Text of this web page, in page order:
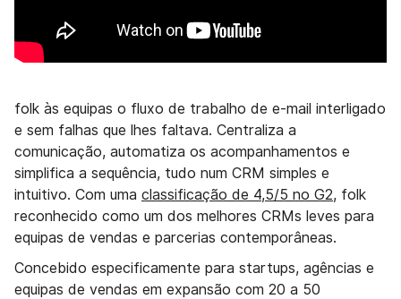
folk às equipas o fluxo de trabalho de e-mail interligado
e sem falhas que lhes faltava. Centraliza a
comunicação, automatiza os acompanhamentos e
simplifica a sequência, tudo num CRM simples e
intuitivo. Com uma classificação de 4,5/5 no G2, folk
reconhecido como um dos melhores CRMs leves para
equipas de vendas e parcerias contemporâneas.
Concebido especificamente para startups, agências e
equipas de vendas em expansão com 20 a 50